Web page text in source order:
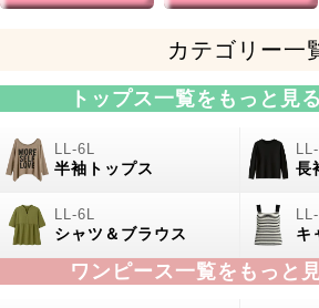
カテゴリー一
トップス一覧をもっと見る
半袖トップス 長
シャツ＆ブラウス キ
ワンピース一覧をもっと